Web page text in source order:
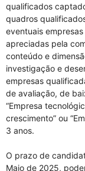
qualificados
quadros
eventuais
apreciadas pela
conteúdo e
investigação e
empresas
de avaliação, de
“Empresa
crescimento” ou
3 anos.
O prazo de
Maio de 2025,